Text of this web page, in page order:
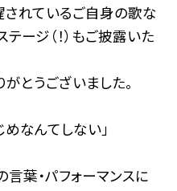
されているご自身の歌な
テージ（！）もご披露いた
とうございました。
なんてしない」
葉・パフォーマンスに